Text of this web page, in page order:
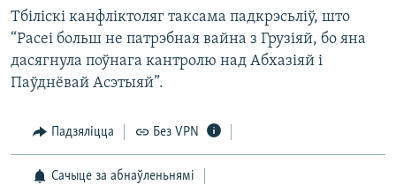
Тбіліскі канфліктоляг таксама падкрэсьліў, што
“Расеі больш не патрэбная вайна з Грузіяй, бо яна
дасягнула поўнага кантролю над Абхазіяй і
Паўднёвай Асэтыяй”.
Падзяліцца Без VPN
Сачыце за абнаўленьнямі